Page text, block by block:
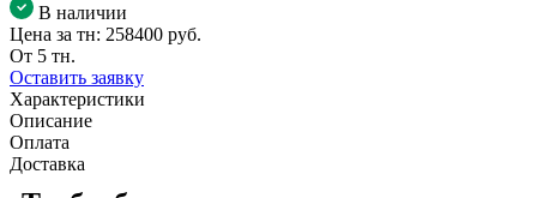
В наличии
Цена за тн: 258400 руб.
От 5 тн.
Оставить заявку
Характеристики
Описание
Оплата
Доставка